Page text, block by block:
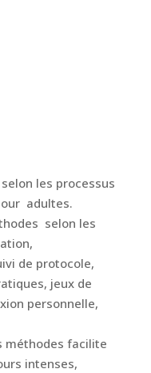
selon les processus
adultes.
selon les
de protocole,
jeux de
personnelle,
méthodes facilite
intenses,